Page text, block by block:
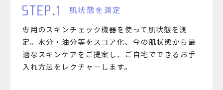
肌状態を測定
専用のスキンチェック機器を使って肌状態を測
定。水分・油分等をスコア化、今の肌状態から最
適なスキンケアをご提案し、ご自宅でできるお手
入れ方法をレクチャーします。